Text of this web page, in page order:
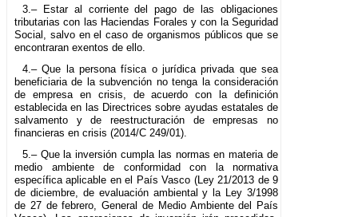
3.– Estar al corriente del pago de las obligaciones
tributarias con las Haciendas Forales y con la Seguridad
Social, salvo en el caso de organismos públicos que se
encontraran exentos de ello.
4.– Que la persona física o jurídica privada que sea
beneficiaria de la subvención no tenga la consideración
de empresa en crisis, de acuerdo con la definición
establecida en las Directrices sobre ayudas estatales de
salvamento y de reestructuración de empresas no
financieras en crisis (2014/C 249/01).
5.– Que la inversión cumpla las normas en materia de
medio ambiente de conformidad con la normativa
específica aplicable en el País Vasco (Ley 21/2013 de 9
de diciembre, de evaluación ambiental y la Ley 3/1998
de 27 de febrero, General de Medio Ambiente del País